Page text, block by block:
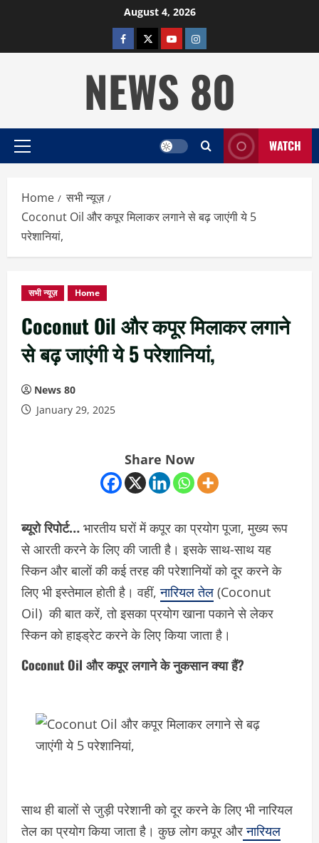
August 4, 2026
facebooktwitterYOUTUBE
instagram
NEWS 80
Primary
WATCH
Home
सभी न्यूज़
Coconut Oil और कपूर मिलाकर लगाने से बढ़ जाएंगी ये 5
परेशानियां,
सभी न्यूज़ Home
Coconut Oil और कपूर मिलाकर लगाने
से बढ़ जाएंगी ये 5 परेशानियां,
News 80
January 29, 2025
Share Now
ब्यूरो रिपोर्ट… भारतीय घरों में कपूर का प्रयोग पूजा, मुख्य रूप
से आरती करने के लिए की जाती है। इसके साथ-साथ यह
स्किन और बालों की कई तरह की परेशानियों को दूर करने के
लिए भी इस्तेमाल होती है। वहीं,नारियल तेल (Coconut
Oil) की बात करें, तो इसका प्रयोग खाना पकाने से लेकर
स्किन को हाइड्रेट करने के लिए किया जाता है।
Coconut Oil और कपूर लगाने के नुकसान क्या हैं?
साथ ही बालों से जुड़ी परेशानी को दूर करने के लिए भी नारियल
तेल का प्रयोग किया जाता है। कुछ लोग कपूर औरनारियल